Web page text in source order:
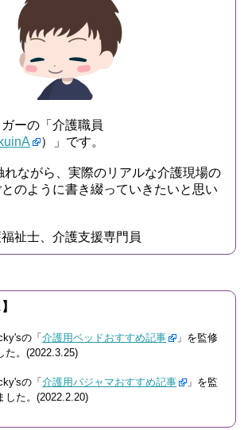
ーの「介護職員
）」です。
れながら、実際のリアルな介護現場の
のように書き綴っていきたいと思い
祉士、介護支援専門員
の「 介護用ベッドおすすめ記事
」を監修
た。(2022.3.25)
の「 介護用パジャマおすすめ記事
」を監
した。(2022.2.20)